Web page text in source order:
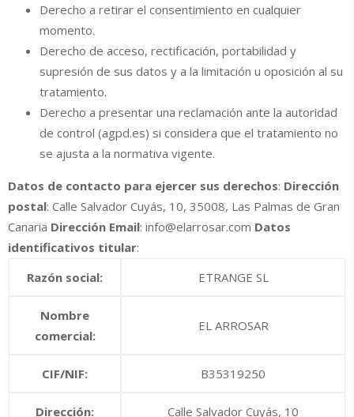
Derecho a retirar el consentimiento en cualquier
momento.
Derecho de acceso, rectificación, portabilidad y
supresión de sus datos y a la limitación u oposición al su
tratamiento.
Derecho a presentar una reclamación ante la autoridad
de control (agpd.es) si considera que el tratamiento no
se ajusta a la normativa vigente.
Datos de contacto para ejercer sus derechos: Dirección
postal: Calle Salvador Cuyás, 10, 35008, Las Palmas de Gran
Canaria Dirección Email: info@elarrosar.com Datos
identificativos titular:
Razón social:
ETRANGE SL
Nombre
comercial:
EL ARROSAR
CIF/NIF: B35319250
Dirección: Calle Salvador Cuyás, 10